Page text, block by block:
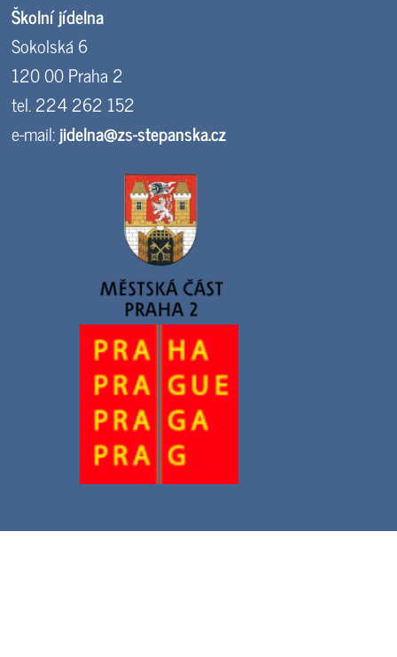
Školní jídelna
Sokolská 6
120 00 Praha 2
tel. 224 262 152
e-mail:jidelna@zs-stepanska.cz